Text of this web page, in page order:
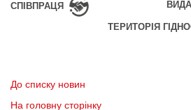
Пошук
СПІВПРАЦЯ
ТЕРИТОРІЯ
До списку новин
На головну сторінку